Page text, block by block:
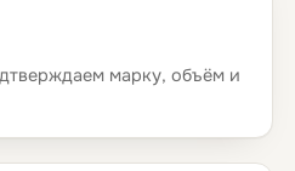
марку, объём и